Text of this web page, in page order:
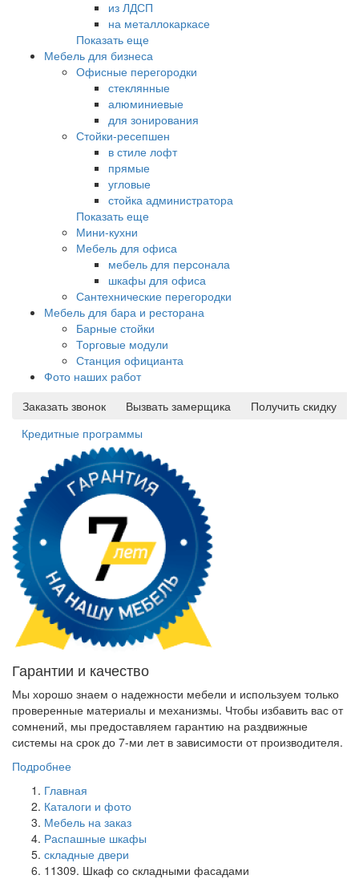
из ЛДСП
на металлокаркасе
Показать еще
Мебель для бизнеса
Офисные перегородки
стеклянные
алюминиевые
для зонирования
Стойки-ресепшен
в стиле лофт
прямые
угловые
стойка администратора
Показать еще
Мини-кухни
Мебель для офиса
мебель для персонала
шкафы для офиса
Сантехнические перегородки
Мебель для бара и ресторана
Барные стойки
Торговые модули
Станция официанта
Фото наших работ
Заказать звонок
Вызвать замерщика
Получить скидку
Кредитные программы
Гарантии и качество
Мы хорошо знаем о надежности мебели и используем только
проверенные материалы и механизмы. Чтобы избавить вас от
сомнений, мы предоставляем гарантию на раздвижные
системы на срок до 7-ми лет в зависимости от производителя.
Подробнее
Главная
Каталоги и фото
Мебель на заказ
Распашные шкафы
складные двери
11309. Шкаф со складными фасадами